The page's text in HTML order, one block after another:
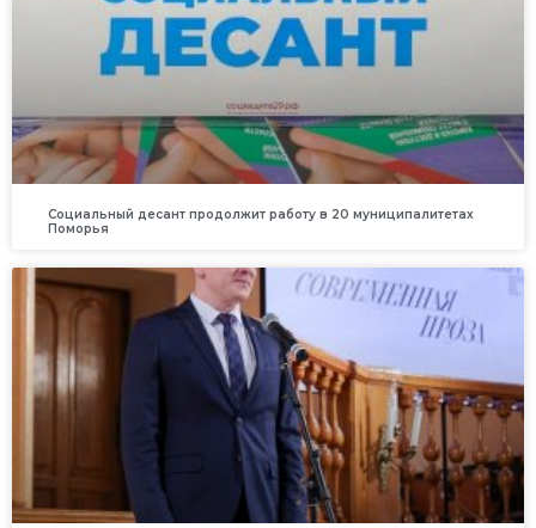
Социальный десант продолжит работу в 20 муниципалитетах
Поморья